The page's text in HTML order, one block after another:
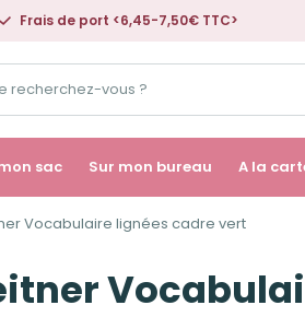
Frais de port <6,45-7,50€ TTC>
sac Sur mon bureau A la
Vocabulaire lignées cadre vert